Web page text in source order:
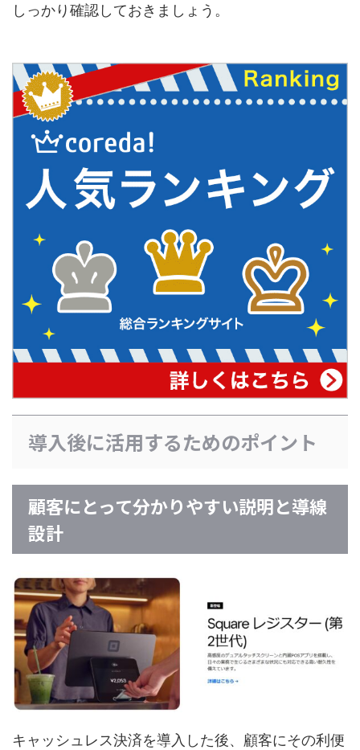
しっかり確認しておきましょう。
導入後に活用するためのポイント
顧客にとって分かりやすい説明と導線
設計
キャッシュレス決済を導入した後、顧客にその利便